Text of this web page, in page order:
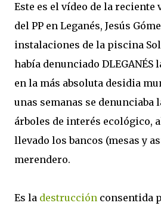
Este es el vídeo de la
del PP en Leganés, Jesús
instalaciones de la piscina
había denunciado DLEGANÉS
en la más absoluta desidia
unas semanas se denunciaba
árboles de interés ecológico,
llevado los bancos (mesas y
merendero.
Es la destrucción consentida